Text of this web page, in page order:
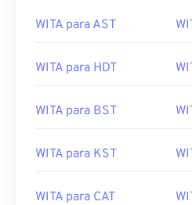
WITA para AST
WITA para HDT
WITA para BST
WITA para KST
WITA para CAT